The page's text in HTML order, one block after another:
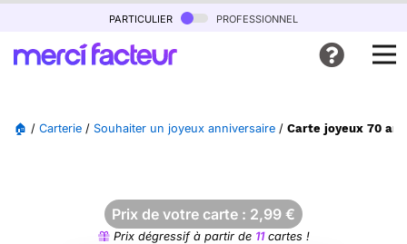
particulier professionnel
🏠 / Carterie / Souhaiter un joyeux anniversaire / Carte joyeux 70
Prix de votre carte : 2,99 €
Prix dégressif à partir de 11cartes !